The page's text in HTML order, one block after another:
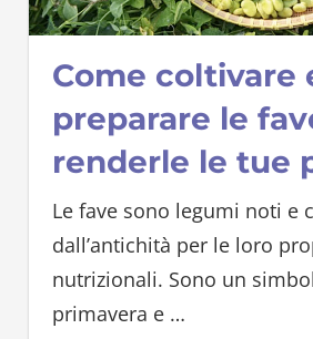
Come coltivare
preparare le
renderle le tue
Le fave sono legumi noti e
dall’antichità per le loro
nutrizionali. Sono un
primavera e …